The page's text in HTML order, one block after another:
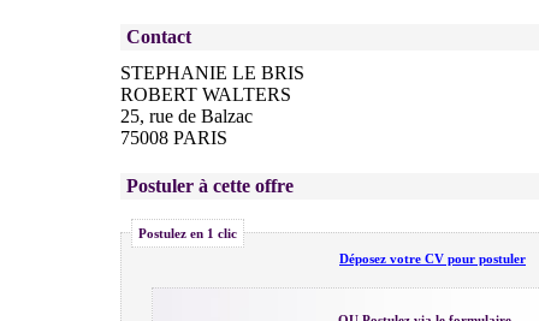
Contact
STEPHANIE LE BRIS
ROBERT WALTERS
25, rue de Balzac
75008 PARIS
Postuler à cette offre
Postulez en 1 clic
Déposez votre CV pour postuler